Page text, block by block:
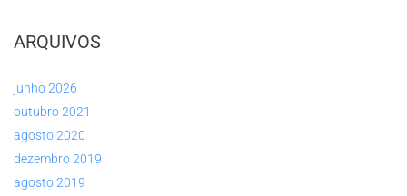
ARQUIVOS
junho 2026
outubro 2021
agosto 2020
dezembro 2019
agosto 2019